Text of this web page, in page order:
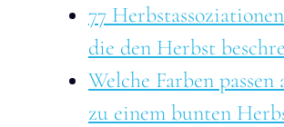
77
die den Herbst
Welche Farben passen
zu einem bunten